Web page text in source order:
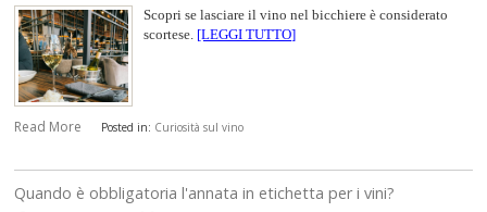
TROVAIL TUO VINOScopri se lasciare il vino nel bicchiere è considerato
scortese. [LEGGI TUTTO]
Read More Posted in: Curiosità sul vino
​Quando è obbligatoria l'annata in etichetta per i vini?